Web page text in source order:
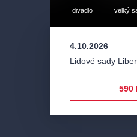
divadlo velký
4.10.2026
Lidové sady
590